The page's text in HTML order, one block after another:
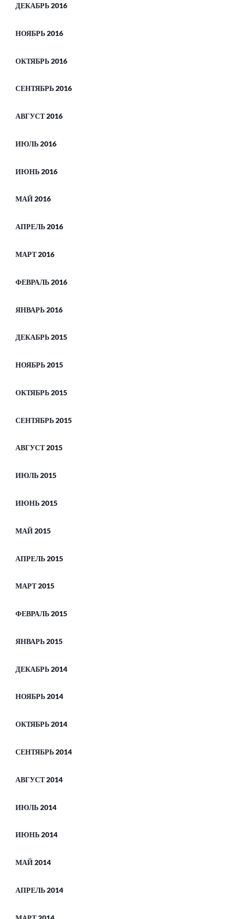
ДЕКАБРЬ 2016
НОЯБРЬ 2016
ОКТЯБРЬ 2016
СЕНТЯБРЬ 2016
АВГУСТ 2016
ИЮЛЬ 2016
ИЮНЬ 2016
МАЙ 2016
АПРЕЛЬ 2016
МАРТ 2016
ФЕВРАЛЬ 2016
ЯНВАРЬ 2016
ДЕКАБРЬ 2015
НОЯБРЬ 2015
ОКТЯБРЬ 2015
СЕНТЯБРЬ 2015
АВГУСТ 2015
ИЮЛЬ 2015
ИЮНЬ 2015
МАЙ 2015
АПРЕЛЬ 2015
МАРТ 2015
ФЕВРАЛЬ 2015
ЯНВАРЬ 2015
ДЕКАБРЬ 2014
НОЯБРЬ 2014
ОКТЯБРЬ 2014
СЕНТЯБРЬ 2014
АВГУСТ 2014
ИЮЛЬ 2014
ИЮНЬ 2014
МАЙ 2014
АПРЕЛЬ 2014